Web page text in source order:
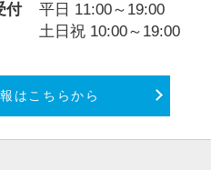
付
平日 11:00～19:00
土日祝 10:00～19:00
はこちらから